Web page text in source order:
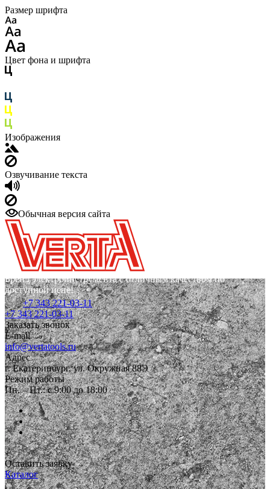
Размер шрифта
Цвет фона и шрифта
Изображения
Озвучивание текста
Обычная версия сайта
Бренд электроинструмента с отличным качеством по
доступной цене!
+7 343 221-03-11
+7 343 221-03-11
Заказать звонок
E-mail
info@vertatools.ru
Адрес
г. Екатеринбург, ул. Окружная 88Э
Режим работы
Пн. – Пт.: с 9:00 до 18:00
Оставить заявку
Каталог